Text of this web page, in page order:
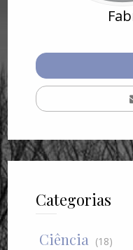
Categorias
Ciência (18)